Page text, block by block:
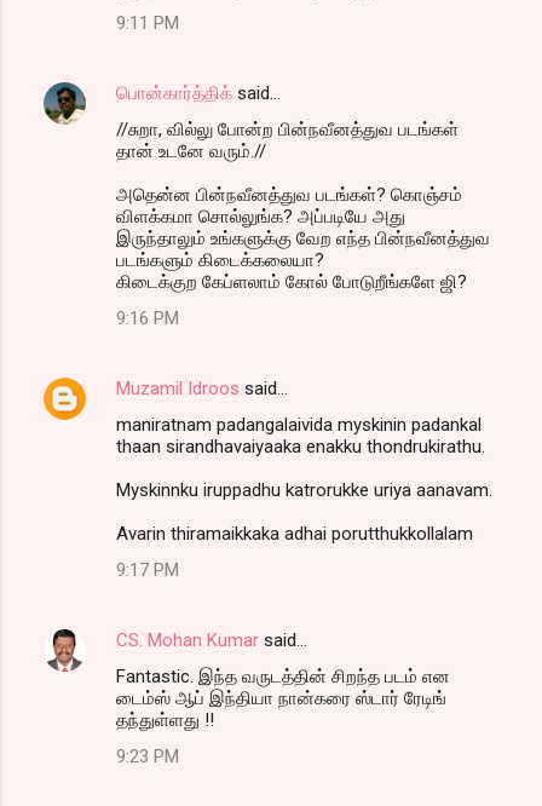
9:11 PM
பொன்கார்த்திக் said…
//சுறா, வில்லு போன்ற பின்நவீனத்துவ படங்கள்
தான் உடனே வரும்.//
அதென்ன பின்நவீனத்துவ படங்கள்? கொஞ்சம்
விளக்கமா சொல்லுங்க? அப்படியே அது
இருந்தாலும் உங்களுக்கு வேற எந்த பின்நவீனத்துவ
படங்களும் கிடைக்கலையா?
கிடைக்குற கேப்ளலாம் கோல் போடுறீங்களே ஜி?
9:16 PM
Muzamil Idroos said…
maniratnam padangalaivida myskinin padankal
thaan sirandhavaiyaaka enakku thondrukirathu.
Myskinnku iruppadhu katrorukke uriya aanavam.
Avarin thiramaikkaka adhai porutthukkollalam
9:17 PM
CS. Mohan Kumar said…
Fantastic. இந்த வருடத்தின் சிறந்த படம் என
டைம்ஸ் ஆப் இந்தியா நான்கரை ஸ்டார் ரேடிங்
தந்துள்ளது !!
9:23 PM